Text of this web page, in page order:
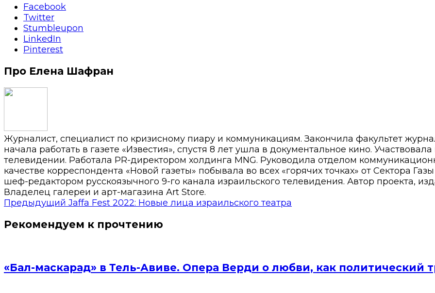
Facebook
Twitter
Stumbleupon
LinkedIn
Pinterest
Про Елена Шафран
Журналист, специалист по кризисному пиару и коммуникациям. Закончила факультет
начала работать в газете «Известия», спустя 8 лет ушла в документальное кино.
телевидении. Работала PR-директором холдинга MNG. Руководила отделом
качестве корреспондента «Новой газеты» побывала во всех «горячих точках» от Сектора
шеф-редактором русскоязычного 9-го канала израильского телевидения. Автор проекта,
Владелец галереи и арт-магазина Art Store.
Предыдущий Jaffa Fest 2022: Новые лица израильского театра
Рекомендуем к прочтению
«Бал-маскарад» в Тель-Авиве. Опера Верди о любви, как политический